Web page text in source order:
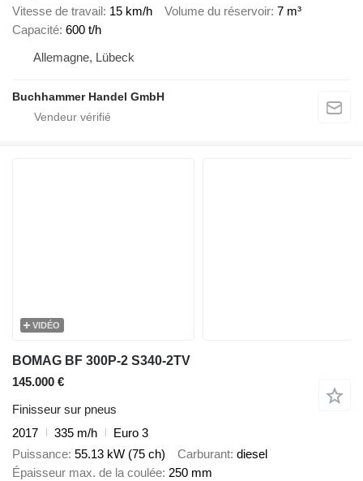
Vitesse de travail 15 km/h Volume du réservoir 7 m³
Capacité 600 t/h
Allemagne, Lübeck
Buchhammer Handel GmbH
VIDÉO
BOMAG BF 300P-2 S340-2TV
145.000 €
Finisseur sur pneus
2017
335 m/h
Euro 3
Puissance 55.13 kW (75 ch) Carburant diesel
Épaisseur max. de la coulée 250 mm